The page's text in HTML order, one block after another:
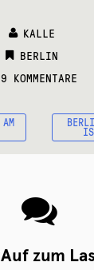
KALLE
CATEGORIES:
BERLIN
9 KOMMENTARE
Auf zum